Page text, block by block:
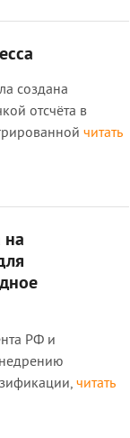
создана
отсчёта в
читать
РФ и
читать